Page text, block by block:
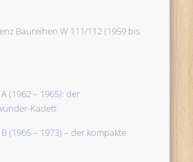
Baureihen W 111/112 (1959 bis
(1962 – 1965): der
Kadett
(1965 – 1973) – der kompakte